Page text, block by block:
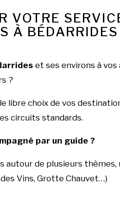
VOTRE
À
et ses environs à vos
?
libre choix de vos
circuits standards.
par un guide ?
de plusieurs thèmes,
Vins, Grotte Chauvet…)